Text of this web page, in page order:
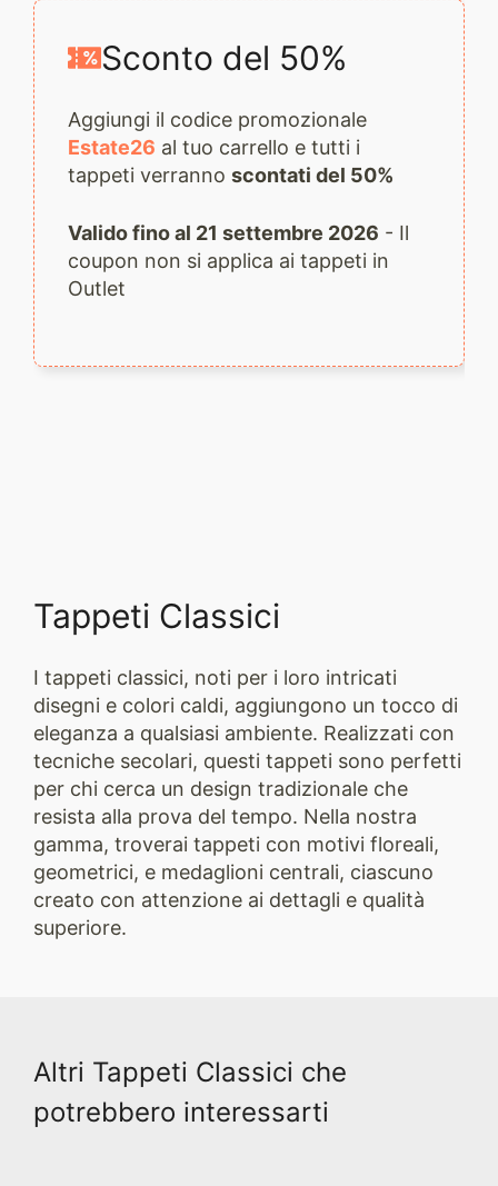
quantità
Sconto del 50%
Aggiungi il codice promozionale
Estate26 al tuo carrello e tutti i
tappeti verranno scontati del 50%
Valido fino al 21 settembre 2026 - Il
coupon non si applica ai tappeti in
Outlet
Tappeti Classici
I tappeti classici, noti per i loro intricati
disegni e colori caldi, aggiungono un tocco di
eleganza a qualsiasi ambiente. Realizzati con
tecniche secolari, questi tappeti sono perfetti
per chi cerca un design tradizionale che
resista alla prova del tempo. Nella nostra
gamma, troverai tappeti con motivi floreali,
geometrici, e medaglioni centrali, ciascuno
creato con attenzione ai dettagli e qualità
superiore.
Altri Tappeti Classici che
potrebbero interessarti